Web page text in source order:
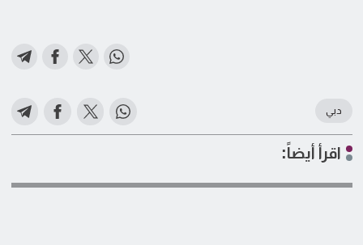
دبي
اقرأ أيضاً: